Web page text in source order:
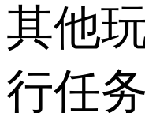
其他
行任